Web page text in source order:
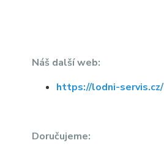
Náš další web:
https://lodni-servis.cz/
Doručujeme: